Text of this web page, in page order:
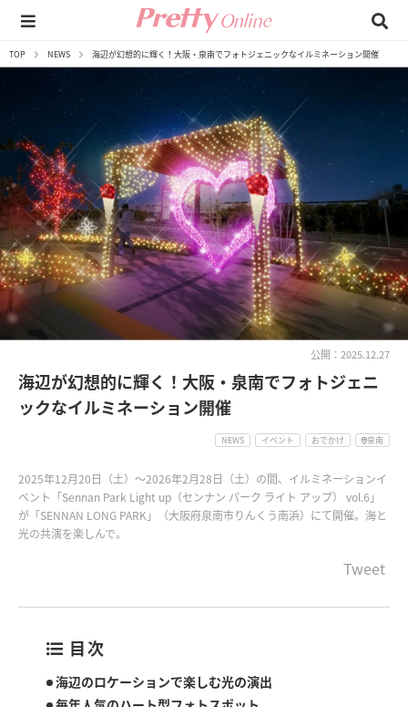
TOP NEWS 海辺が幻想的に輝く！大阪・泉南でフォトジェニックなイルミネーション開催
公開：2025.12.27
海辺が幻想的に輝く！大阪・泉南でフォトジェニ
ックなイルミネーション開催
NEWS イベント おでかけ 泉南
2025年12月20日（土）～2026年2月28日（土）の間、イルミネーションイ
ベント「Sennan Park Light up（センナン パーク ライト アップ） vol.6」
が「SENNAN LONG PARK」（大阪府泉南市りんくう南浜）にて開催。海と
光の共演を楽しんで。
Tweet
目次
海辺のロケーションで楽しむ光の演出